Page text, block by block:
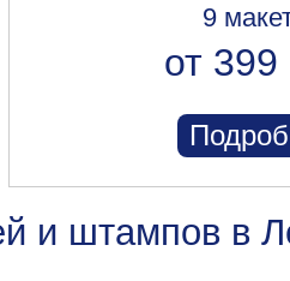
9
от 399
и штампов в